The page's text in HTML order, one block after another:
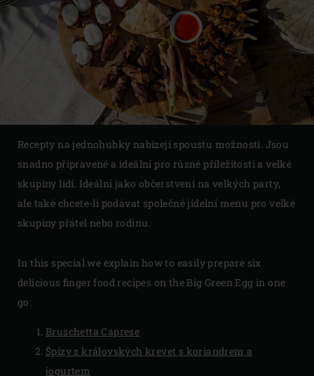
Recepty na jednohubky nabízejí spoustu možností. Jsou
snadno připravené a ideální pro různé příležitosti a velké
skupiny lidí. Ideální jako občerstvení na velkých party,
ale také chcete-li podávat společné jídelní menu pro velké
skupiny přátel nebo rodinu.
In this special we explain how to easily prepare six
delicious finger food recipes on the Big Green Egg in one
go:
Bruschetta Caprese
Špízy z královských krevet s koriandrem a
jogurtem